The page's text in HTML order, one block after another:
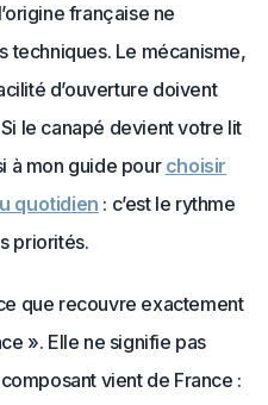
française ne
techniques. Le mécanisme,
d’ouverture doivent
le canapé devient votre lit
à mon guide pour choisir
quotidien : c’est le rythme
priorités.
que recouvre exactement
». Elle ne signifie pas
vient de France :